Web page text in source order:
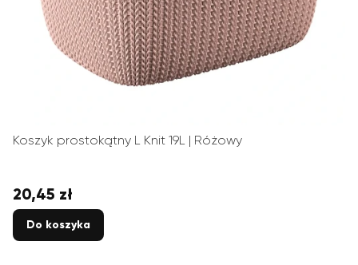
Koszyk prostokątny L Knit 19L | Różowy
Cena
20,45 zł
Do koszyka